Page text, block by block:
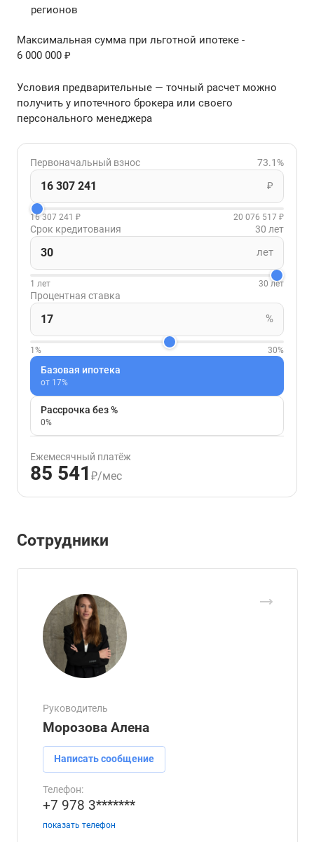
регионов
Максимальная сумма при льготной ипотеке -
6 000 000 ₽
Условия предварительные — точный расчет можно
получить у ипотечного брокера или своего
персонального менеджера
Первоначальный взнос 73.1%
₽
16 307 241 ₽ 20 076 517 ₽
Срок кредитования 30 лет
лет
1 лет 30 лет
Процентная ставка
%
1% 30%
Базовая ипотека
от 17%
Рассрочка без %
0%
Ежемесячный платёж
85 541 ₽/мес
Сотрудники
Руководитель
Морозова Алена
Написать сообщение
Телефон:
+7 978 3*******
показать телефон